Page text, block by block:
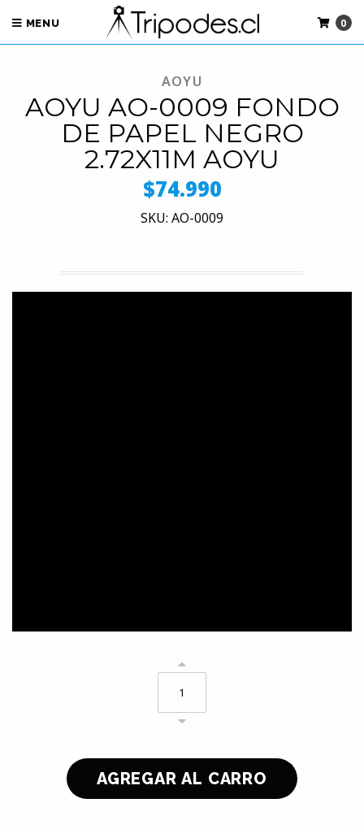
MENU 0
AOYU
AOYU AO-0009 FONDO
DE PAPEL NEGRO
2.72X11M AOYU
$74.990
SKU: AO-0009